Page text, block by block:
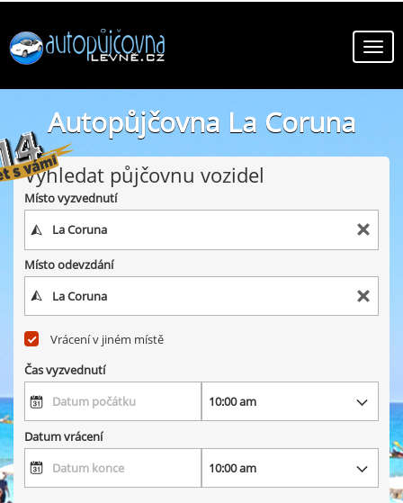
Autopůjčovna La Coruna
online autopůjčovny ve městě La Coruna
Vyhledat půjčovnu vozidel
Místo vyzvednutí
Místo odevzdání
Vrácení v jiném místě
Čas vyzvednutí
Datum vrácení